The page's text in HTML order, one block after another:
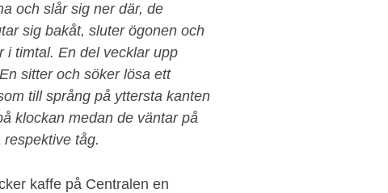
och slår sig ner där, de
sig bakåt, sluter ögonen och
i timtal. En del vecklar upp
sitter och söker lösa ett
till språng på yttersta kanten
klockan medan de väntar på
tåg.
kaffe på Centralen en